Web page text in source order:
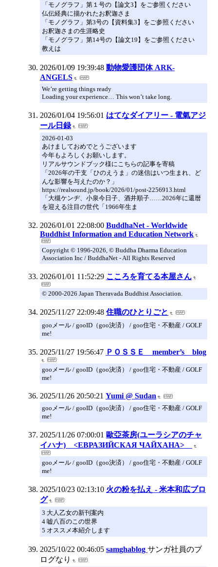
「モノグラフ」第１号の【論文3】をご参照ください
仏伝経典に描かれたお釈迦さま
「モノグラフ」第3号の【資料集3】をご参照ください
お釈迦さまの生涯略史
「モノグラフ」第14号の【論文19】をご参照ください
教えは
2026/01/09 19:39:48 動物愛護団体 ARK-
ANGELS
We’re getting things ready
Loading your experience… This won’t take long.
2026/01/04 19:56:01 はてなダイアリー - 電氣アジ
ール日録
2026-01-03
あけましておめでとうございます
今年もよろしくお願いします。
リアルサウンドブック様にこちらの記事を寄稿
「2026年の干支「ひのえうま」の迷信はいつ生まれ、ど
んな影響を与えたのか？」
https://realsound.jp/book/2026/01/post-2256913.html
「大槻ケンヂ、小泉今日子、酒井順子……2026年に還暦
を迎える注目の世代「1966年生ま
2026/01/01 22:08:00 BuddhaNet - Worldwide
Buddhist Information and Education Network
Copyright © 1996-2026, © Buddha Dharma Education
Association Inc / BuddhaNet - All Rights Reserved
2026/01/01 11:52:29 こころを育てる本屋さん
© 2000-2026 Japan Theravada Buddhist Association.
2025/11/27 22:09:48 住職のひとりごと
gooメール / gooID（goo決済） / goo住宅・不動産 / GOLF
me!
2025/11/27 19:56:47 ＰＯＳＳＥ member’s blog
gooメール / gooID（goo決済） / goo住宅・不動産 / GOLF
me!
2025/11/26 20:50:21 Yumi @ Sudan
gooメール / gooID（goo決済） / goo住宅・不動産 / GOLF
me!
2025/11/26 07:00:01 歐亞茶房(ユーラシアのチャ
イハナ) <ЕВРАЗИЙСКАЯ ЧАЙХАНА>
gooメール / gooID（goo決済） / goo住宅・不動産 / GOLF
me!
2025/10/23 02:13:10 火の粉を払え - 米本和広ブロ
グ
3 大人乙女の新刊案内
4 嘘八百のこの世界
5 オススメ本紹介します
2025/10/22 00:46:05 samghablog サンガ社員のブ
ログなり